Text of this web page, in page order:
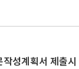
성계획서 제출